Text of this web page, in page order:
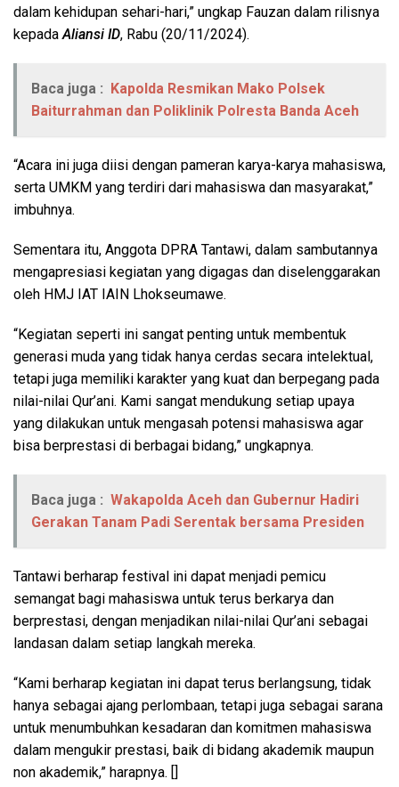
dalam kehidupan sehari-hari,” ungkap Fauzan dalam rilisnya
kepada Aliansi ID, Rabu (20/11/2024).
Baca juga : Kapolda Resmikan Mako Polsek
Baiturrahman dan Poliklinik Polresta Banda Aceh
“Acara ini juga diisi dengan pameran karya-karya mahasiswa,
serta UMKM yang terdiri dari mahasiswa dan masyarakat,”
imbuhnya.
Sementara itu, Anggota DPRA Tantawi, dalam sambutannya
mengapresiasi kegiatan yang digagas dan diselenggarakan
oleh HMJ IAT IAIN Lhokseumawe.
“Kegiatan seperti ini sangat penting untuk membentuk
generasi muda yang tidak hanya cerdas secara intelektual,
tetapi juga memiliki karakter yang kuat dan berpegang pada
nilai-nilai Qur’ani. Kami sangat mendukung setiap upaya
yang dilakukan untuk mengasah potensi mahasiswa agar
bisa berprestasi di berbagai bidang,” ungkapnya.
Baca juga : Wakapolda Aceh dan Gubernur Hadiri
Gerakan Tanam Padi Serentak bersama Presiden
Tantawi berharap festival ini dapat menjadi pemicu
semangat bagi mahasiswa untuk terus berkarya dan
berprestasi, dengan menjadikan nilai-nilai Qur’ani sebagai
landasan dalam setiap langkah mereka.
“Kami berharap kegiatan ini dapat terus berlangsung, tidak
hanya sebagai ajang perlombaan, tetapi juga sebagai sarana
untuk menumbuhkan kesadaran dan komitmen mahasiswa
dalam mengukir prestasi, baik di bidang akademik maupun
non akademik,” harapnya. []